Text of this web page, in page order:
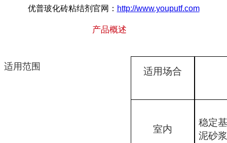
优普玻化砖粘结剂官网： http://www.youputf.com
产品概述
适用范围 适用场合
室内
稳定
泥砂